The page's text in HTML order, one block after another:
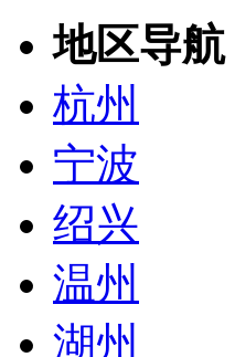
地区导航
杭州
宁波
绍兴
温州
湖州